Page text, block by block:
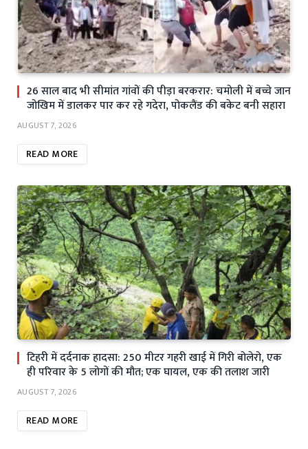
26 साल बाद भी सीमांत गांवों की पीड़ा बरकरार: चमोली में बच्चे जान
जोखिम में डालकर पार कर रहे गदेरा, पोकलैंड की बकेट बनी सहारा
AUGUST 7, 2026
READ MORE
टिहरी में दर्दनाक हादसा: 250 मीटर गहरी खाई में गिरी बोलेरो, एक
ही परिवार के 5 लोगों की मौत; एक घायल, एक की तलाश जारी
AUGUST 7, 2026
READ MORE